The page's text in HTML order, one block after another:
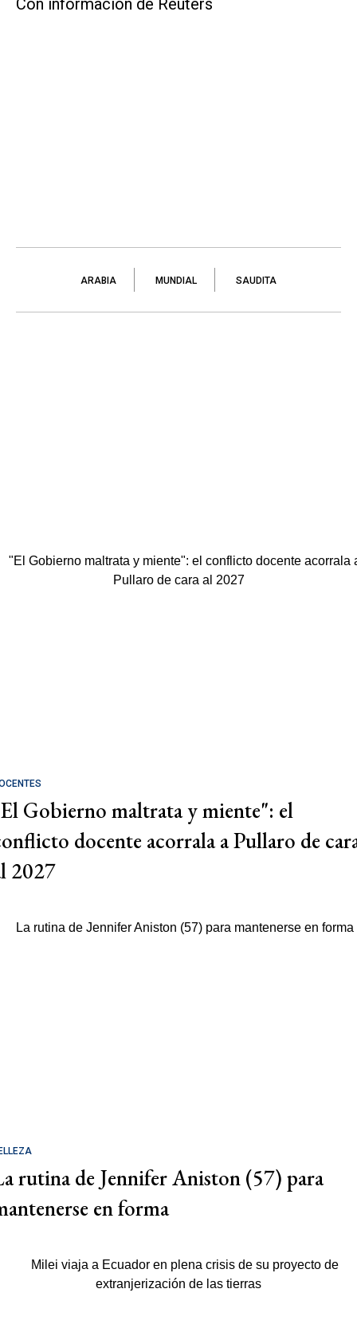
Con información de Reuters
ARABIA MUNDIAL SAUDITA
Gobierno maltrata y miente": el
docente acorrala a Pullaro de
2027
rutina de Jennifer Aniston (57) para
en forma